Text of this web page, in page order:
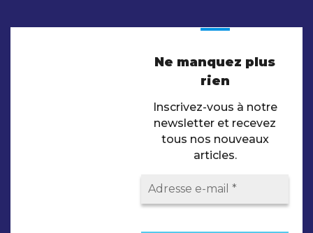
Ne manquez plus
rien
Inscrivez-vous à notre
newsletter et recevez
tous nos nouveaux
articles.